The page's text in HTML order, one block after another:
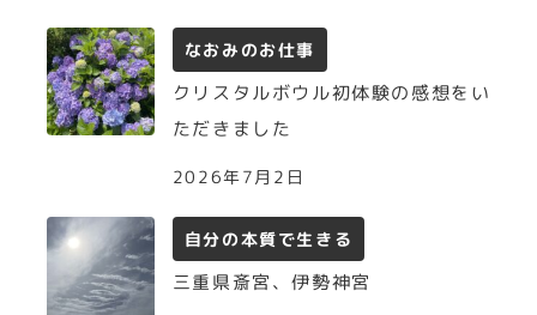
なおみのお仕事
クリスタルボウル初体験の感想をい
ただきました
2026年7月2日
自分の本質で生きる
三重県斎宮、伊勢神宮